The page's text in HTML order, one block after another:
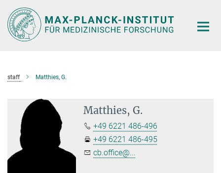
Hauptinhalt
staff Matthies, G.
Matthies, G.
+49 6221 486-496
+49 6221 486-495
cb.office@...